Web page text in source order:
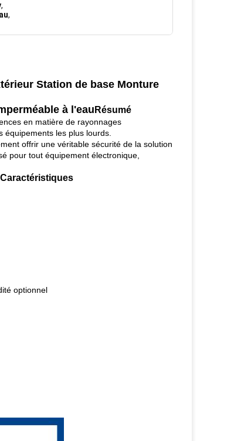
,
,
Station de base Monture
à l'eau Résumé
en matière de rayonnages
les plus lourds.
offrir une véritable sécurité de la solution
pour tout équipement électronique,
Caractéristiques
optionnel